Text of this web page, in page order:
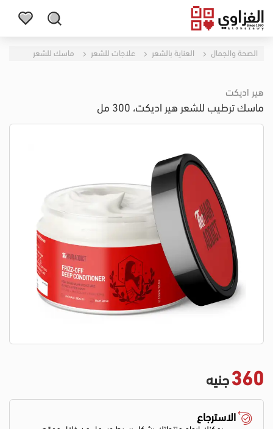
الصحة والجمال العناية بالشعر علاجات للشعر ماسك للشعر
هير اديكت
ماسك ترطيب للشعر هير اديكت، 300 مل
360جنيه
الاسترجاع